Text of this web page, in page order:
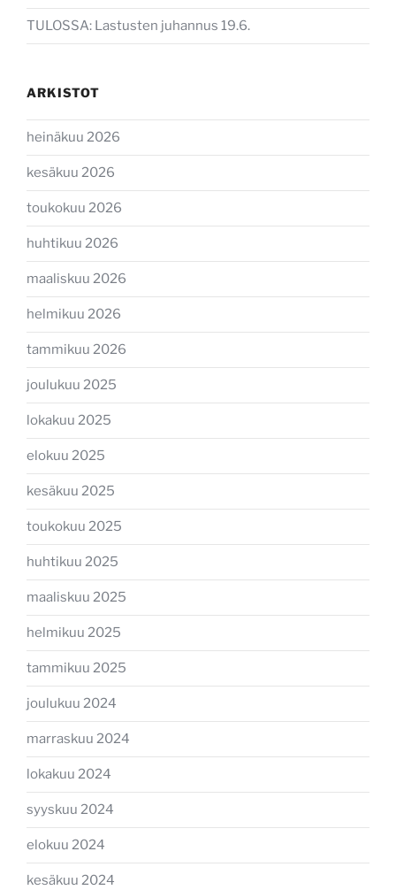
TULOSSA: Lastusten juhannus 19.6.
ARKISTOT
heinäkuu 2026
kesäkuu 2026
toukokuu 2026
huhtikuu 2026
maaliskuu 2026
helmikuu 2026
tammikuu 2026
joulukuu 2025
lokakuu 2025
elokuu 2025
kesäkuu 2025
toukokuu 2025
huhtikuu 2025
maaliskuu 2025
helmikuu 2025
tammikuu 2025
joulukuu 2024
marraskuu 2024
lokakuu 2024
syyskuu 2024
elokuu 2024
kesäkuu 2024